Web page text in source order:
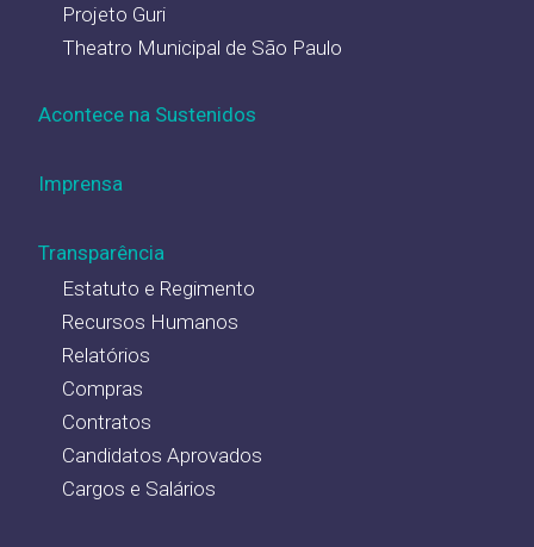
Projeto Guri
Theatro Municipal de São Paulo
Acontece na Sustenidos
Imprensa
Transparência
Estatuto e Regimento
Recursos Humanos
Relatórios
Compras
Contratos
Candidatos Aprovados
Cargos e Salários